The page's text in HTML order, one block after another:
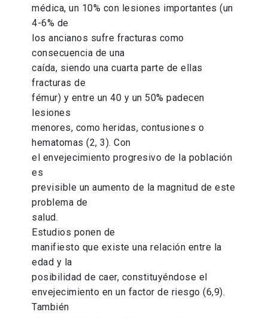
médica, un 10% con lesiones importantes (un
4-6% de
los ancianos sufre fracturas como
consecuencia de una
caída, siendo una cuarta parte de ellas
fracturas de
fémur) y entre un 40 y un 50% padecen
lesiones
menores, como heridas, contusiones o
hematomas (2, 3). Con
el envejecimiento progresivo de la población
es
previsible un aumento de la magnitud de este
problema de
salud.
Estudios ponen de
manifiesto que existe una relación entre la
edad y la
posibilidad de caer, constituyéndose el
envejecimiento en un factor de riesgo (6,9).
También